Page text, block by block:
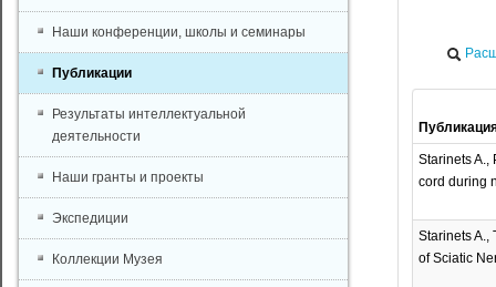
Starinets A.,
cord during
Starinets A.,
of Sciatic
Наши конференции, школы и семинары
Публикации
Результаты интеллектуальной
деятельности
Наши гранты и проекты
Экспедиции
Коллекции Музея